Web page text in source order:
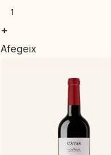
+
Afegeix